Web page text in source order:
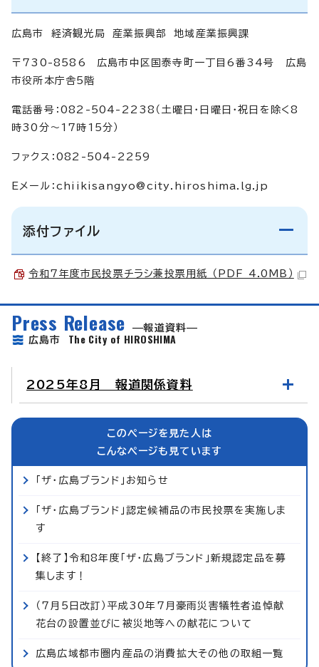
広島市 経済観光局 産業振興部 地域産業振興課
〒730-8586 広島市中区国泰寺町一丁目6番34号 広島
市役所本庁舎5階
電話番号：082-504-2238（土曜日・日曜日・祝日を除く8
時30分～17時15分）
ファクス：082-504-2259
Eメール： chiikisangyo@city.hiroshima.lg.jp
添付ファイル
令和7年度市民投票チラシ兼投票用紙 （PDF 4.0MB）
Press Release
報道資料
広島市 The City of HIROSHIMA
2025年8月 報道関係資料
このページを見た人は
こんなページも見ています
「ザ・広島ブランド」お知らせ
「ザ・広島ブランド」認定候補品の市民投票を実施しま
す
【終了】令和8年度「ザ・広島ブランド」新規認定品を募
集します！
（7月5日改訂）平成30年7月豪雨災害犠牲者追悼献
花台の設置並びに被災地等への献花について
広島広域都市圏内産品の消費拡大その他の取組一覧